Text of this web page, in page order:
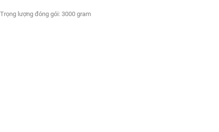
Trọng lượng đóng gói: 3000 gram